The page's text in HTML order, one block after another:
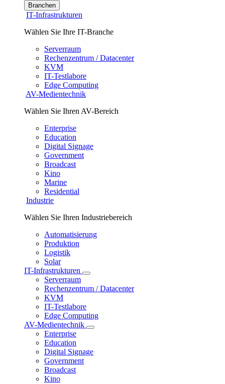
Branchen
IT-Infrastrukturen
Wählen Sie Ihre IT-Branche
Serverraum
Rechenzentrum / Datacenter
KVM
IT-Testlabore
Edge Computing
AV-Medientechnik
Wählen Sie Ihren AV-Bereich
Enterprise
Education
Digital Signage
Government
Broadcast
Kino
Marine
Residential
Industrie
Wählen Sie Ihren Industriebereich
Automatisierung
Produktion
Logistik
Solar
IT-Infrastrukturen
Serverraum
Rechenzentrum / Datacenter
KVM
IT-Testlabore
Edge Computing
AV-Medientechnik
Enterprise
Education
Digital Signage
Government
Broadcast
Kino